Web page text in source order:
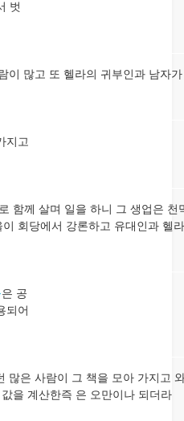
벗
이 많고 또 헬라의 귀부인과 남자
지고
함께 살며 일을 하니 그 생업은 천
회당에서 강론하고 유대인과 헬
은 공
되어
많은 사람이 그 책을 모아 가지고
을 계산한즉 은 오만이나 되더라